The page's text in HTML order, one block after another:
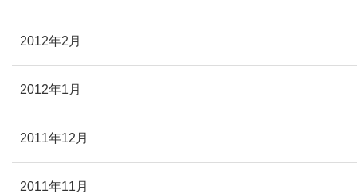
2012年2月
2012年1月
2011年12月
2011年11月